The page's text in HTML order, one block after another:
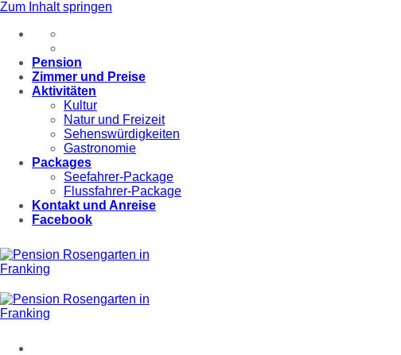
Zum Inhalt springen
Pension
Zimmer und Preise
Aktivitäten
Kultur
Natur und Freizeit
Sehenswürdigkeiten
Gastronomie
Packages
Seefahrer-Package
Flussfahrer-Package
Kontakt und Anreise
Facebook